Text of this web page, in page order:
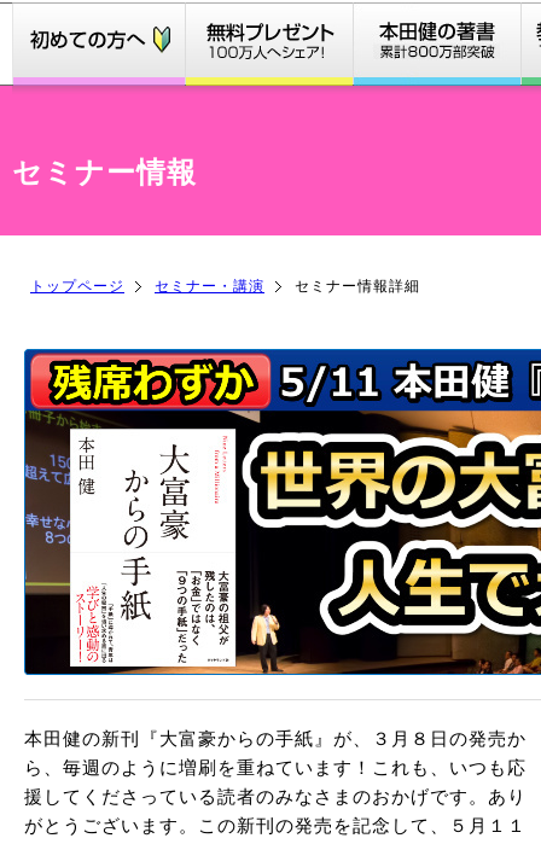
セミナー情報
トップページ セミナー・講演 セミナー情報詳細
本田健の新刊『大富豪からの手紙』が、３月８日の発売か
ら、毎週のように増刷を重ねています！これも、いつも応
援してくださっている読者のみなさまのおかげです。あり
がとうございます。この新刊の発売を記念して、５月１１